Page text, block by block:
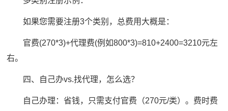
如果您需要注册3个类别，总费用大概是：
官费(270*3)+代理费(例如800*3)=810+2400=3210元左
右。
四、自己办vs.找代理，怎么选？
自己办理：省钱，只需支付官费（270元/类）。费时费